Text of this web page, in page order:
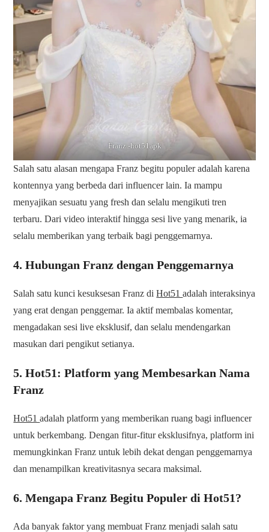
Franz -hot51apk
Salah satu alasan mengapa Franz begitu populer adalah karena
kontennya yang berbeda dari influencer lain. Ia mampu
menyajikan sesuatu yang fresh dan selalu mengikuti tren
terbaru. Dari video interaktif hingga sesi live yang menarik, ia
selalu memberikan yang terbaik bagi penggemarnya.
4. Hubungan Franz dengan Penggemarnya
Salah satu kunci kesuksesan Franz diHot51adalah interaksinya
yang erat dengan penggemar. Ia aktif membalas komentar,
mengadakan sesi live eksklusif, dan selalu mendengarkan
masukan dari pengikut setianya.
5. Hot51: Platform yang Membesarkan Nama
Franz
Hot51adalah platform yang memberikan ruang bagi influencer
untuk berkembang. Dengan fitur-fitur eksklusifnya, platform ini
memungkinkan Franz untuk lebih dekat dengan penggemarnya
dan menampilkan kreativitasnya secara maksimal.
6. Mengapa Franz Begitu Populer di Hot51?
Ada banyak faktor yang membuat Franz menjadi salah satu